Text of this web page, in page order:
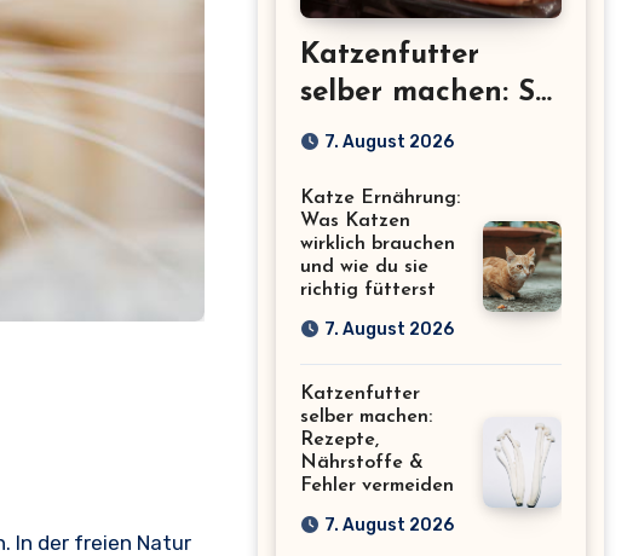
In der freien Natur
Katzenfutter
selber machen: So
gelingt gesundes
für deine Katze
7. August 2026
Katze Ernährung:
Was Katzen
wirklich brauchen
und wie du sie
richtig fütterst
7. August 2026
Katzenfutter
selber machen:
Rezepte,
Nährstoffe &
Fehler vermeiden
7. August 2026